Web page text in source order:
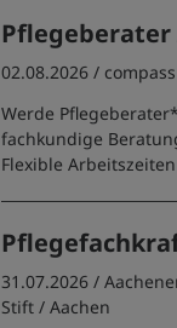
02.08.2026 /
Werde
fachkundige
Flexible
31.07.2026 /
Stift / Aachen